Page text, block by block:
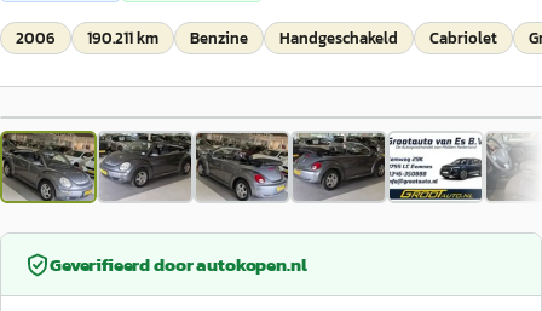
2006 190.211 km Benzine Handgeschakeld Cabriolet
1/21
Geverifieerd doorautokopen.nl